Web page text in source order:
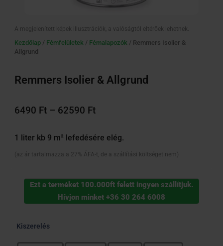
A megjelenített képek illusztrációk, a valóságtól eltérőek lehetnek.
Kezdőlap / Fémfelületek / Fémalapozók / Remmers Isolier &
Allgrund
Remmers Isolier & Allgrund
6490 Ft – 62590 Ft-
1 liter kb 9 m² lefedésére elég.
(az ár tartalmazza a 27% ÁFA-t, de a szállítási költséget nem)
Ezt a terméket 100.000ft felett ingyen szállítjuk.
Hívjon minket +36 30 264 6008
Kiszerelés
Isolier